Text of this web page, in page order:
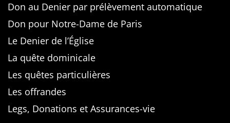
Don au Denier par prélèvement automatique
Don pour Notre-Dame de Paris
Le Denier de l’Église
La quête dominicale
Les quêtes particulières
Les offrandes
Legs, Donations et Assurances-vie